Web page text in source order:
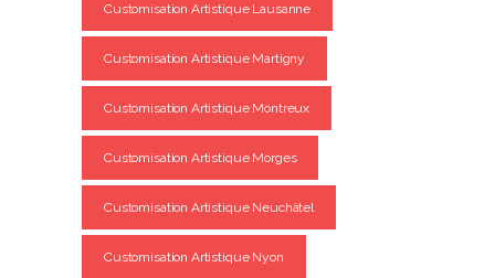
Customisation Artistique Lausanne
Customisation Artistique Martigny
Customisation Artistique Montreux
Customisation Artistique Morges
Customisation Artistique Neuchâtel
Customisation Artistique Nyon